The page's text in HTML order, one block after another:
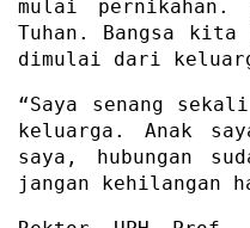
mulai pernikahan.
Tuhan. Bangsa
dimulai dari
“Saya senang
keluarga. Anak
saya, hubungan
jangan kehilangan